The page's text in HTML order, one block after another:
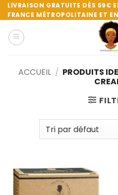
Passer
au
contenu
LIVRAISON GRATUITE DÈS 59€
FRANCE MÉTROPOLITAINE ET
ACCUEIL / PRODUITS